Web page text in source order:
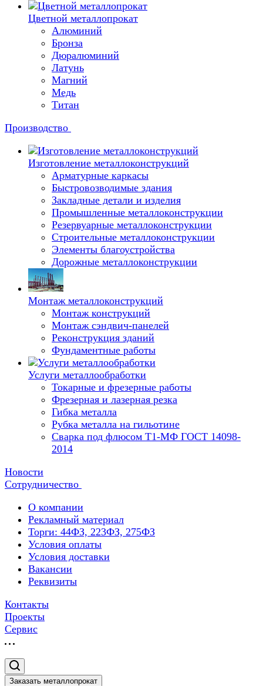
Цветной металлопрокат
Алюминий
Бронза
Дюралюминий
Латунь
Магний
Медь
Титан
Производство
Изготовление металлоконструкций
Арматурные каркасы
Быстровозводимые здания
Закладные детали и изделия
Промышленные металлоконструкции
Резервуарные металлоконструкции
Строительные металлоконструкции
Элементы благоустройства
Дорожные металлоконструкции
Монтаж металлоконструкций
Монтаж конструкций
Монтаж сэндвич-панелей
Реконструкция зданий
Фундаментные работы
Услуги металлообработки
Токарные и фрезерные работы
Фрезерная и лазерная резка
Гибка металла
Рубка металла на гильотине
Сварка под флюсом Т1-МФ ГОСТ 14098-
2014
Новости
Сотрудничество
О компании
Рекламный материал
Торги: 44ФЗ, 223ФЗ, 275ФЗ
Условия оплаты
Условия доставки
Вакансии
Реквизиты
Контакты
Проекты
Сервис
Заказать металлопрокат